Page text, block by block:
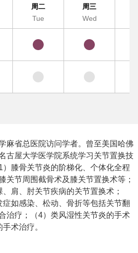
周二
Tue
周三
Wed
麻省总医院访问学者。曾至美国哈佛
古屋大学医学院系统学习关节置换技
膝骨关节炎的阶梯化、个体化全程
关节周围截骨术及膝关节置换术等；
、肩、肘关节疾病的关节置换术；
症如感染、松动、骨折等包括关节翻
治疗；（4）类风湿性关节炎的手术
术治疗。